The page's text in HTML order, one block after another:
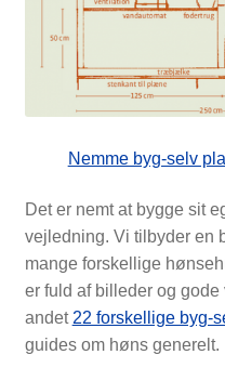
Nemme byg-selv
Det er nemt at bygge sit
vejledning. Vi tilbyder en
mange forskellige
er fuld af billeder og
andet 22 forskellige byg-
guides om høns generelt.